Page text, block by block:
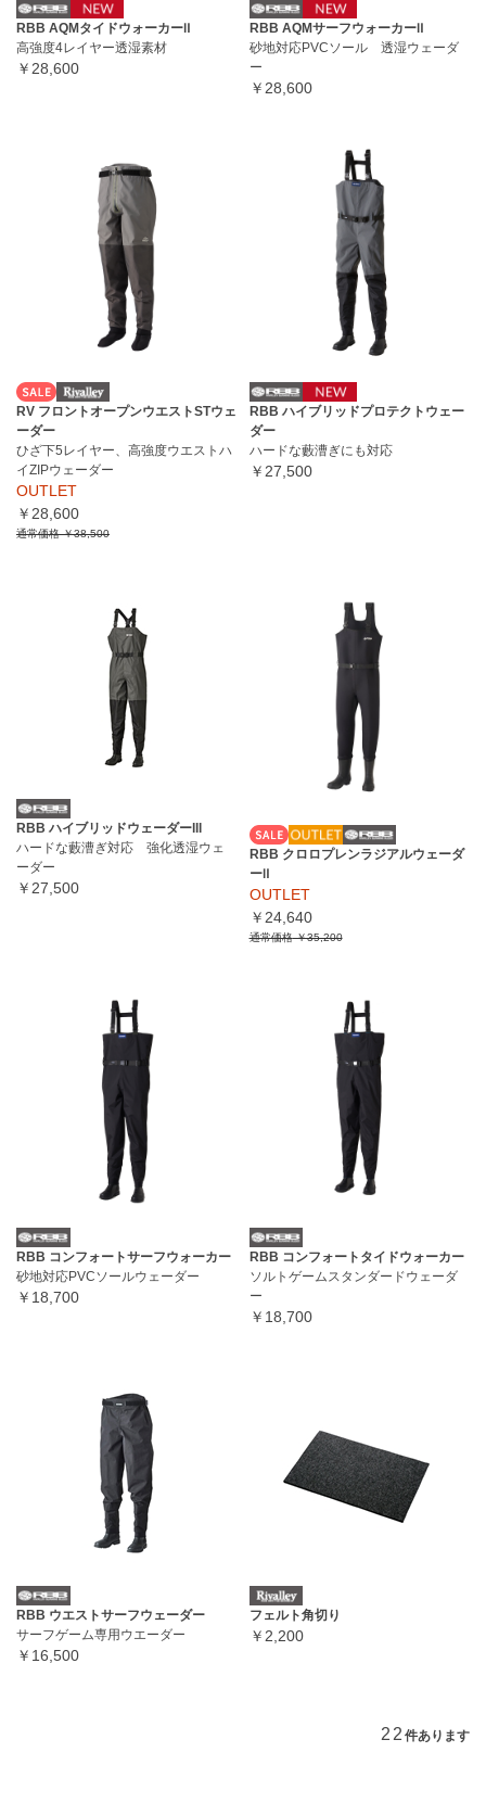
RBB AQMタイドウォーカーⅡ
高強度4レイヤー透湿素材
￥28,600
RBB AQMサーフウォーカーⅡ
砂地対応PVCソール 透湿ウェーダ
ー
￥28,600
RV フロントオープンウエストSTウェ
ーダー
ひざ下5レイヤー、高強度ウエストハ
イZIPウェーダー
OUTLET
￥28,600
通常価格￥38,500
RBB ハイブリッドプロテクトウェー
ダー
ハードな藪漕ぎにも対応
￥27,500
RBB ハイブリッドウェーダーlll
ハードな藪漕ぎ対応 強化透湿ウェ
ーダー
￥27,500
RBB クロロプレンラジアルウェーダ
ーⅡ
OUTLET
￥24,640
通常価格￥35,200
RBB コンフォートサーフウォーカー
砂地対応PVCソールウェーダー
￥18,700
RBB コンフォートタイドウォーカー
ソルトゲームスタンダードウェーダ
ー
￥18,700
RBB ウエストサーフウェーダー
サーフゲーム専用ウエーダー
￥16,500
フェルト角切り
￥2,200
22 件あります